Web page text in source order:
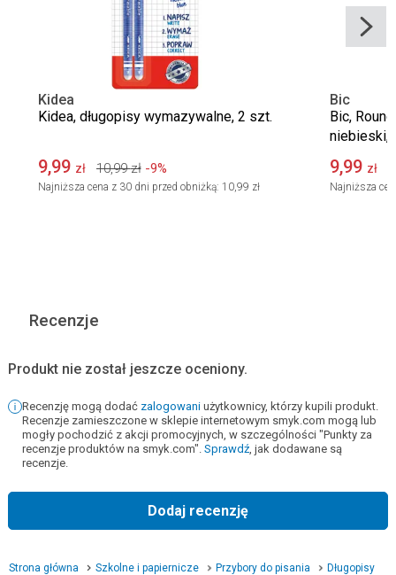
Kidea
Kidea, długopisy wymazywalne, 2 szt.
9,99 zł 10,99 zł -9%
Najniższa cena z 30 dni przed obniżką: 10,99 zł
Bic
Bic,
niebieski,
9,99 zł
Najniższa
Recenzje
Produkt nie został jeszcze oceniony.
Recenzję mogą dodać zalogowani użytkownicy, którzy kupili produkt.
Recenzje zamieszczone w sklepie internetowym smyk.com mogą lub
mogły pochodzić z akcji promocyjnych, w szczególności "Punkty za
recenzje produktów na smyk.com". Sprawdź, jak dodawane są
recenzje.
Dodaj recenzję
Strona główna Szkolne i papiernicze Przybory do pisania Długopisy